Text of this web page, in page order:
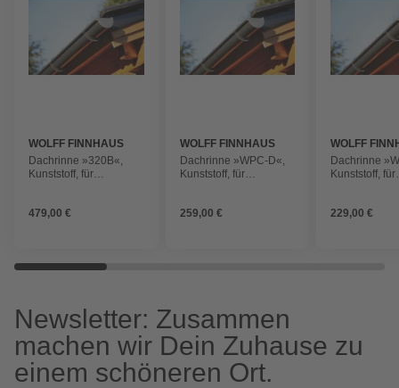
WOLFF FINNHAUS
Dachrinne »320B«,
Kunststoff, für
479,00 €
WOLFF FINNHAUS
Dachrinne »WPC-D«,
Kunststoff, für
259,00 €
WOLFF
Dachrinne
Kunststoff, für
229,00 €
Newsletter: Zusammen
machen wir Dein Zuhause zu
einem schöneren Ort.